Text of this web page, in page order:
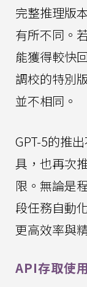
完整推理版
有所不同。
能獲得較快
調校的特別
並不相同。
GPT-5的推
具，也再次
限。無論是
段任務自動
更高效率與
API存取使用